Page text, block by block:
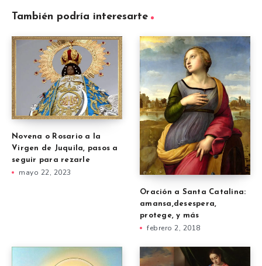
También podría interesarte
Novena o Rosario a la
Virgen de Juquila, pasos a
seguir para rezarle
mayo 22, 2023
Oración a Santa Catalina:
amansa,desespera,
protege, y más
febrero 2, 2018